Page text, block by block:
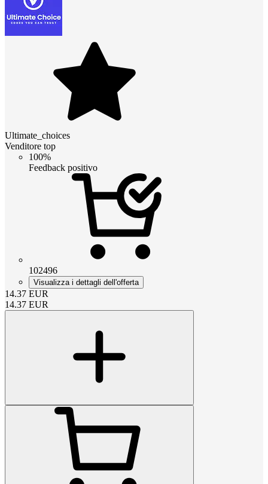
Ultimate_choices
Venditore top
100%
Feedback positivo
102496
Visualizza i dettagli dell'offerta
14.37 EUR
14.37 EUR